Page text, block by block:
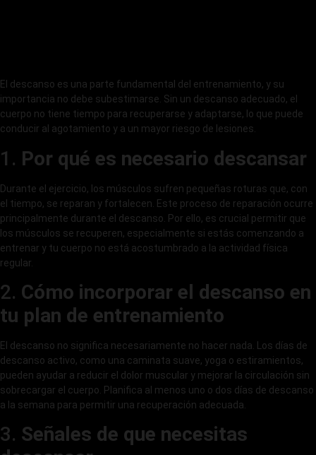
El descanso es una parte fundamental del entrenamiento, y su
importancia no debe subestimarse. Sin un descanso adecuado, el
cuerpo no tiene tiempo para recuperarse y adaptarse, lo que puede
conducir al agotamiento y a un mayor riesgo de lesiones.
1. Por qué es necesario descansar
Durante el ejercicio, los músculos sufren pequeñas roturas que, con
el tiempo, se reparan y fortalecen. Este proceso de reparación ocurre
principalmente durante el descanso. Por ello, es crucial permitir que
los músculos se recuperen, especialmente si estás comenzando a
entrenar y tu cuerpo no está acostumbrado a la actividad física
regular.
2. Cómo incorporar el descanso en
tu plan de entrenamiento
El descanso no significa necesariamente no hacer nada. Los días de
descanso activo, como una caminata suave, yoga o estiramientos,
pueden ayudar a reducir el dolor muscular y mejorar la circulación sin
sobrecargar el cuerpo. Planifica al menos uno o dos días de descanso
a la semana para permitir una recuperación adecuada.
3. Señales de que necesitas